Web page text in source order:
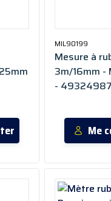
MIL90199
Mesure à
3m/16mm -
-
Me